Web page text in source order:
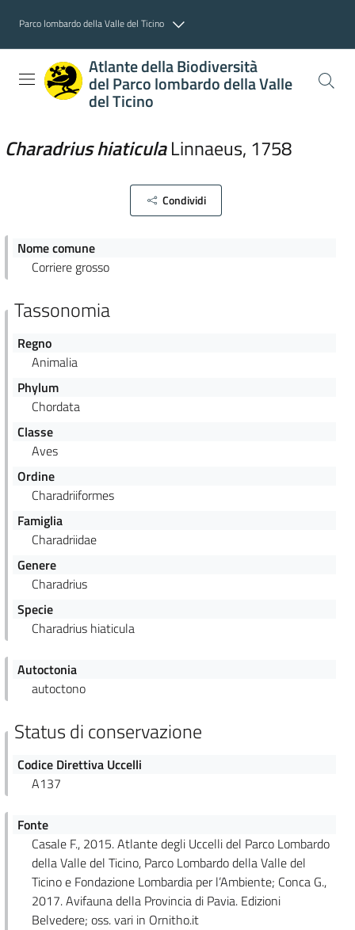
Parco lombardo della Valle del Ticino
Atlante della Biodiversità
del Parco lombardo della Valle
del Ticino
CharadriushiaticulaLinnaeus, 1758
Condividi
Nome comune
Corriere grosso
Tassonomia
Regno
Animalia
Phylum
Chordata
Classe
Aves
Ordine
Charadriiformes
Famiglia
Charadriidae
Genere
Charadrius
Specie
Charadrius hiaticula
Autoctonia
autoctono
Status di conservazione
Codice Direttiva Uccelli
A137
Fonte
Casale F., 2015. Atlante degli Uccelli del Parco Lombardo
della Valle del Ticino, Parco Lombardo della Valle del
Ticino e Fondazione Lombardia per l’Ambiente; Conca G.,
2017. Avifauna della Provincia di Pavia. Edizioni
Belvedere; oss. vari in Ornitho.it